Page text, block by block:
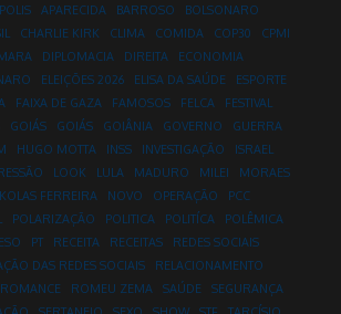
APARECIDA BARROSO
BOLSONARO
CHARLIE KIRK CLIMA COMIDA COP30
CPMI
DIPLOMACIA DIREITA
ECONOMIA
ELEIÇÕES 2026 ELISA DA SAÚDE
ESPORTE
FAIXA DE GAZA FAMOSOS FELCA
FESTIVAL
GOIÁS GOIÁS GOIÂNIA GOVERNO
GUERRA
HUGO MOTTA INSS INVESTIGAÇÃO
ISRAEL
LOOK LULA MADURO MILEI
MORAES
FERREIRA NOVO OPERAÇÃO
PCC
POLARIZAÇÃO POLITICA POLITÍCA
POLÊMICA
PT RECEITA RECEITAS
REDES SOCIAIS
DAS REDES SOCIAIS
RELACIONAMENTO
ROMANCE ROMEU ZEMA SAÚDE
SEGURANÇA